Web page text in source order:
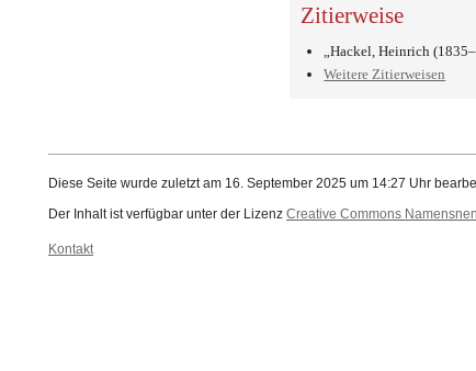
Zitierweise
„Hackel, Heinrich
Weitere Zitierweisen
Diese Seite wurde zuletzt am 16. September 2025 um 14:27 Uhr
Der Inhalt ist verfügbar unter der Lizenz Creative Commons
Kontakt